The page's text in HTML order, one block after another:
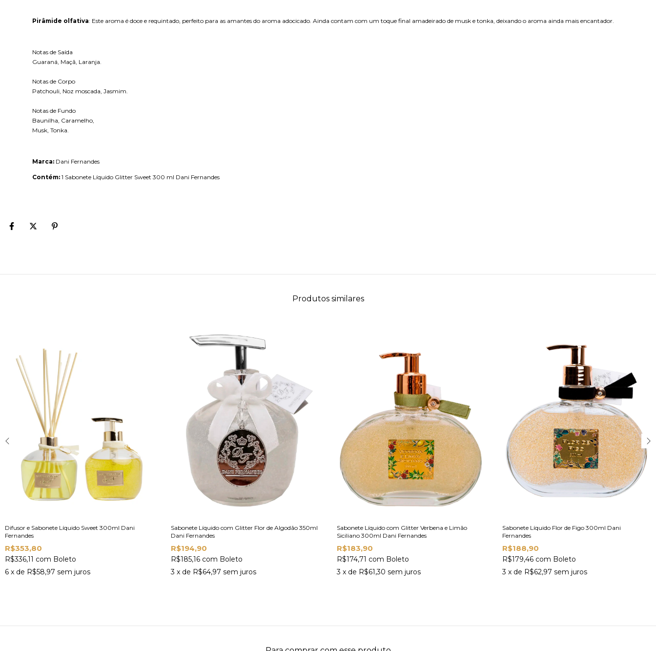
Pirâmide olfativa: Este aroma é doce e requintado, perfeito para as amantes do aroma adocicado. Ainda contam com um toque final amadeirado de musk e tonka, deixando o aroma ainda mais encantador.
Notas de Saída
Guaraná, Maçã, Laranja.
Notas de Corpo
Patchouli, Noz moscada, Jasmim.
Notas de Fundo
Baunilha, Caramelho,
Musk, Tonka.
Marca: Dani Fernandes
Contém: 1 Sabonete Líquido Glitter Sweet 300 ml Dani Fernandes
Produtos similares
Difusor e Sabonete Líquido Sweet 300ml Dani
Fernandes
R$353,80
R$336,11 com Boleto
6 x de R$58,97 sem juros
Sabonete Líquido com Glitter Flor de Algodão 350ml
Dani Fernandes
R$194,90
R$185,16 com Boleto
3 x de R$64,97 sem juros
Sabonete Líquido com Glitter Verbena e Limão
Siciliano 300ml Dani Fernandes
R$183,90
R$174,71 com Boleto
3 x de R$61,30 sem juros
Sabonete Líquido Flor de Figo 300ml Dani
Fernandes
R$188,90
R$179,46 com Boleto
3 x de R$62,97 sem juros